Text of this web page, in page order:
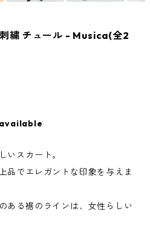
繍 チュール - Musica(全2
いスカート。
品でエレガントな印象を与えま
ある裾のラインは、女性らしい